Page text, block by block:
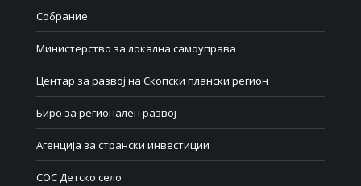
Собрание
Министерство за локална самоуправа
Центар за развој на Скопски плански регион
Биро за регионален развој
Агенција за странски инвестиции
СОС Детско село